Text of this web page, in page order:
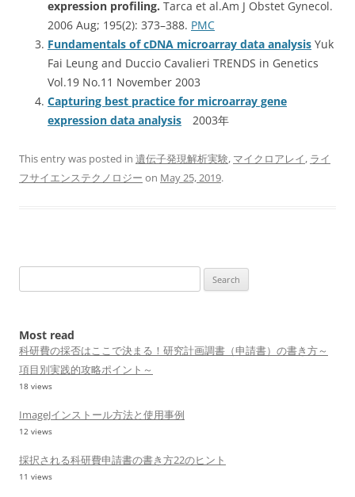
expression profiling. Tarca et al.Am J Obstet Gynecol.
2006 Aug; 195(2): 373–388. PMC
Fundamentals of cDNA microarray data analysis Yuk
Fai Leung and Duccio Cavalieri TRENDS in Genetics
Vol.19 No.11 November 2003
Capturing best practice for microarray gene
expression data analysis 2003年
This entry was posted in 遺伝子発現解析実験, マイクロアレイ, ライ
フサイエンステクノロジー on May 25, 2019.
for:
Most read
科研費の採否はここで決まる！研究計画調書（申請書）の書き方～
項目別実践的攻略ポイント～
18 views
ImageJインストール方法と使用事例
12 views
採択される科研費申請書の書き方22のヒント
11 views